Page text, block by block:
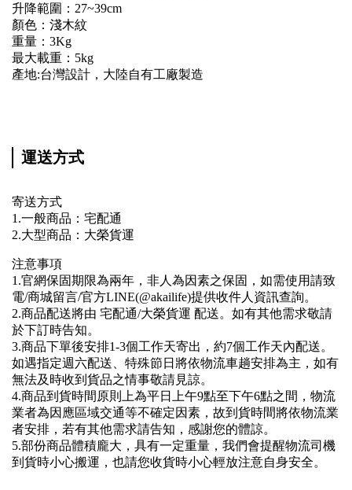
升降範圍：27~39cm
顏色：淺木紋
重量：3Kg
最大載重：5kg
產地:台灣設計，大陸自有工廠製造
運送方式
寄送方式
1.一般商品：宅配通
2.大型商品：大榮貨運
注意事項
1.官網保固期限為兩年，非人為因素之保固，如需使用請致
電/商城留言/官方LINE(@akailife)提供收件人資訊查詢。
2.商品配送將由 宅配通/大榮貨運 配送。如有其他需求敬請
於下訂時告知。
3.商品下單後安排1-3個工作天寄出，約7個工作天內配送。
如遇指定週六配送、特殊節日將依物流車趟安排為主，如有
無法及時收到貨品之情事敬請見諒。
4.商品到貨時間原則上為平日上午9點至下午6點之間，物流
業者為因應區域交通等不確定因素，故到貨時間將依物流業
者安排，若有其他需求請告知，感謝您的體諒。
5.部份商品體積龐大，具有一定重量，我們會提醒物流司機
到貨時小心搬運，也請您收貨時小心輕放注意自身安全。